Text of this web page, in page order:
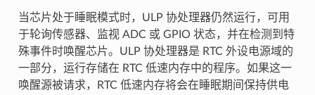
当芯片处于睡眠模式时，ULP 协处理器仍然运行，可用
于轮询传感器、监视 ADC 或 GPIO 状态，并在检测到特
殊事件时唤醒芯片。ULP 协处理器是 RTC 外设电源域的
一部分，运行存储在 RTC 低速内存中的程序。如果这一
唤醒源被请求，RTC 低速内存将会在睡眠期间保持供电